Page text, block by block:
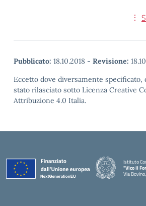
Pubblicato: 18.10.2018 - Revisione:
Eccetto dove diversamente specificato,
stato rilasciato sotto Licenza Creative
Attribuzione 4.0 Italia.
Istituto
"Vico II
Via